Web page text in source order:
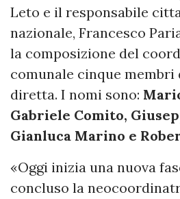
Leto e il responsabile
nazionale, Francesco
la composizione del
comunale cinque membri
diretta. I nomi sono:
Gabriele Comito,
Gianluca Marino e
«Oggi inizia una nuova
concluso la